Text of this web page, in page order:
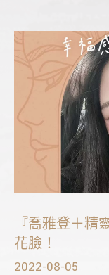
『喬雅登＋精
花臉！
2022-08-05